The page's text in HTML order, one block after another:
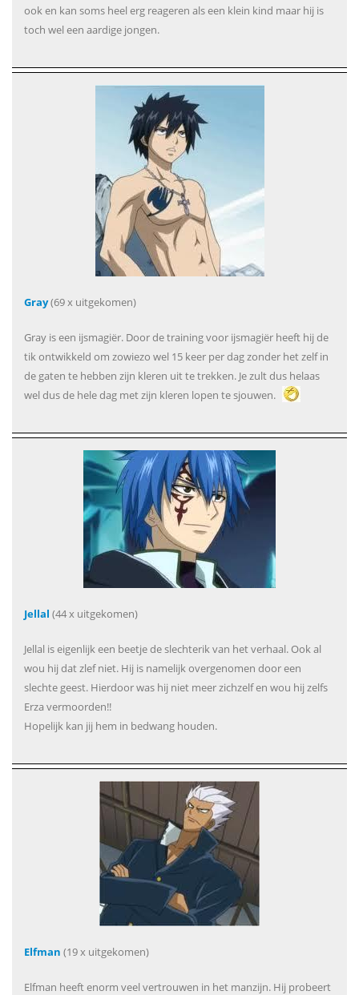
ook en kan soms heel erg reageren als een klein kind maar hij is
toch wel een aardige jongen.
Gray(69 x uitgekomen)
Gray is een ijsmagiër. Door de training voor ijsmagiër heeft hij de
tik ontwikkeld om zowiezo wel 15 keer per dag zonder het zelf in
de gaten te hebben zijn kleren uit te trekken. Je zult dus helaas
wel dus de hele dag met zijn kleren lopen te sjouwen.
Jellal (44 x uitgekomen)
Jellal is eigenlijk een beetje de slechterik van het verhaal. Ook al
wou hij dat zlef niet. Hij is namelijk overgenomen door een
slechte geest. Hierdoor was hij niet meer zichzelf en wou hij zelfs
Erza vermoorden!!
Hopelijk kan jij hem in bedwang houden.
Elfman (19 x uitgekomen)
Elfman heeft enorm veel vertrouwen in het manzijn. Hij probeert